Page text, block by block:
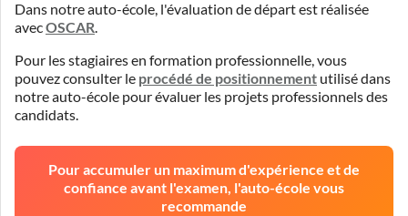
Dans notre auto-école, l'évaluation de départ est réalisée
avecOSCAR.
Pour les stagiaires en formation professionnelle, vous
pouvez consulter le procédé de positionnement utilisé dans
notre auto-école pour évaluer les projets professionnels des
candidats.
Pour accumuler un maximum d'expérience et de
confiance avant l'examen, l'auto-école vous
recommande